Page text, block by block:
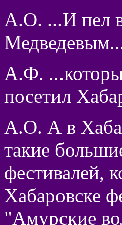
А.О. ...И пел в
А.Ф.
посетил
А.О. А в
такие
фестивалей,
Хабаровске
"Амурские